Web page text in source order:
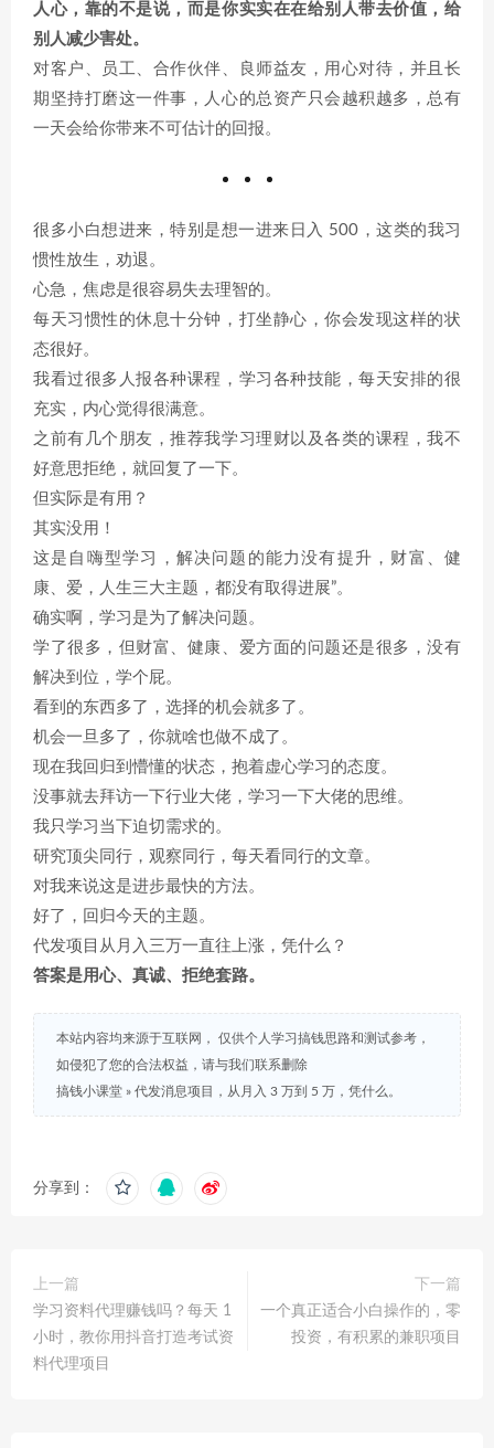
人心，靠的不是说，而是你实实在在给别人带去价值，给
别人减少害处。
对客户、员工、合作伙伴、良师益友，用心对待，并且长
期坚持打磨这一件事，人心的总资产只会越积越多，总有
一天会给你带来不可估计的回报。
很多小白想进来，特别是想一进来日入 500，这类的我习
惯性放生，劝退。
心急，焦虑是很容易失去理智的。
每天习惯性的休息十分钟，打坐静心，你会发现这样的状
态很好。
我看过很多人报各种课程，学习各种技能，每天安排的很
充实，内心觉得很满意。
之前有几个朋友，推荐我学习理财以及各类的课程，我不
好意思拒绝，就回复了一下。
但实际是有用？
其实没用！
这是自嗨型学习，解决问题的能力没有提升，财富、健
康、爱，人生三大主题，都没有取得进展”。
确实啊，学习是为了解决问题。
学了很多，但财富、健康、爱方面的问题还是很多，没有
解决到位，学个屁。
看到的东西多了，选择的机会就多了。
机会一旦多了，你就啥也做不成了。
现在我回归到懵懂的状态，抱着虚心学习的态度。
没事就去拜访一下行业大佬，学习一下大佬的思维。
我只学习当下迫切需求的。
研究顶尖同行，观察同行，每天看同行的文章。
对我来说这是进步最快的方法。
好了，回归今天的主题。
代发项目从月入三万一直往上涨，凭什么？
答案是用心、真诚、拒绝套路。
本站内容均来源于互联网， 仅供个人学习搞钱思路和测试参考，
如侵犯了您的合法权益，请与我们联系删除
搞钱小课堂 » 代发消息项目，从月入 3 万到 5 万，凭什么。
分享到：
上一篇
学习资料代理赚钱吗？每天 1
小时，教你用抖音打造考试资
料代理项目
下一篇
一个真正适合小白操作的，零
投资，有积累的兼职项目